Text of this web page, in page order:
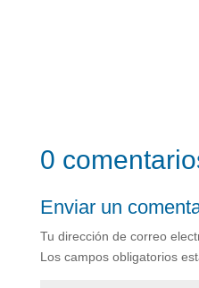
0
Enviar un
Tu dirección de correo
Los campos obligatorios